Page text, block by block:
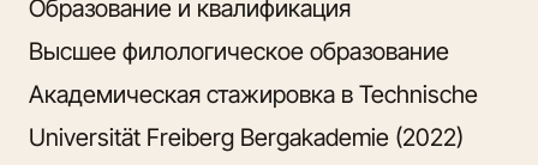
Образование и квалификация
Высшее филологическое образование
Академическая стажировка в Technische
Universität Freiberg Bergakademie (2022)